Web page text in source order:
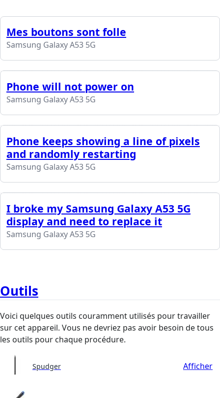
Mes boutons sont folle
Samsung Galaxy A53 5G
Phone will not power on
Samsung Galaxy A53 5G
Phone keeps showing a line of pixels
and randomly restarting
Samsung Galaxy A53 5G
I broke my Samsung Galaxy A53 5G
display and need to replace it
Samsung Galaxy A53 5G
Outils
Voici quelques outils couramment utilisés pour travailler
sur cet appareil. Vous ne devriez pas avoir besoin de tous
les outils pour chaque procédure.
Spudger Afficher